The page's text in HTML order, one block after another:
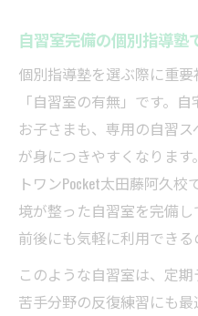
自習室完備の個別指導塾
個別指導塾を選ぶ際に重
「自習室の有無」です。
お子さまも、専用の自習
が身につきやすくなります
トワンPocket太田藤阿久
境が整った自習室を完備
前後にも気軽に利用できる
このような自習室は、定期
苦手分野の反復練習にも